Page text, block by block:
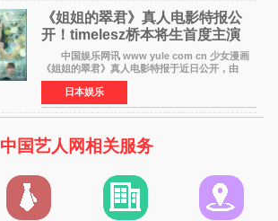
《姐姐的翠君》真人电影特报公
开！timelesz桥本将生首度主演
12月4日上映
中国娱乐网讯 www yule com cn 少女漫画
《姐姐的翠君》真人电影特报于近日公开，由
timelesz成员桥本将生担任主演，这也是他首次
担任电影主演，引发高度关注。 女高中生咲
苗翠（中岛瑠菜
日本娱乐
中国艺人网相关服务